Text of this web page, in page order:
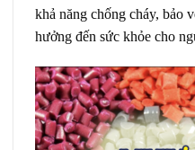
khả năng chống cháy, bảo
hưởng đến sức khỏe cho